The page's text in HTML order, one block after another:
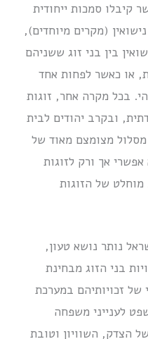
קיבלו סמכות ייחודית
(מקרים מיוחדים),
נישואין בין בני זוג ששניהם
או כאשר לפחות אחד
בכל מקרה אחר, זוגות
ובקרב יהודים לבית
מסלול מצומצם מאוד של
אך ורק לזוגות
מוחלט של הזוגות
נותר נושא טעון,
בני הזוג מבחינת
של זכויותיהם במערכת
לענייני משפחה
הצדק, השוויון וטובת